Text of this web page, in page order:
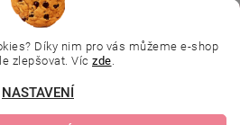
Paris |
kurzy | Kozmetickyobchod.sk
Díky nim pro vás můžeme e-shop
zlepšovat. Víc zde.
NASTAVENÍ